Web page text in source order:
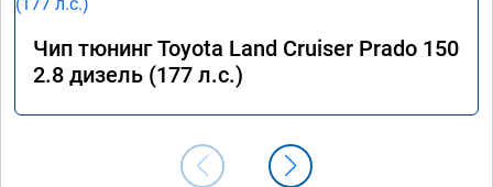
Чип тюнинг Toyota Land Cruiser Prado 150
2.8 дизель (177 л.с.)